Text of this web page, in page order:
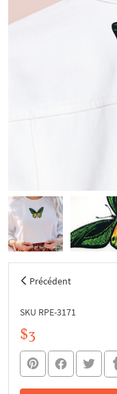
Précédent
SKU RPE-3171
$3